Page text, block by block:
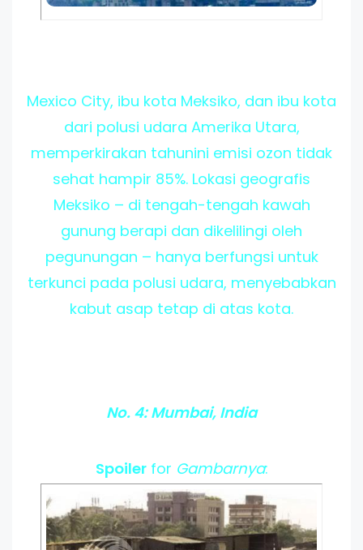
Mexico City, ibu kota Meksiko, dan ibu kota
dari polusi udara Amerika Utara,
memperkirakan tahunini emisi ozon tidak
sehat hampir 85%. Lokasi geografis
Meksiko – di tengah-tengah kawah
gunung berapi dan dikelilingi oleh
pegunungan – hanya berfungsi untuk
terkunci pada polusi udara, menyebabkan
kabut asap tetap di atas kota.
No. 4: Mumbai, India
Spoilerfor Gambarnya: